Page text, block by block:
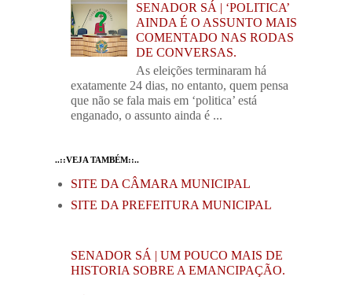
SENADOR SÁ | ‘POLITICA’
AINDA É O ASSUNTO MAIS
COMENTADO NAS RODAS
DE CONVERSAS.
As eleições terminaram há
exatamente 24 dias, no entanto, quem pensa
que não se fala mais em ‘politica’ está
enganado, o assunto ainda é ...
..::VEJA TAMBÉM::..
SITE DA CÂMARA MUNICIPAL
SITE DA PREFEITURA MUNICIPAL
SENADOR SÁ | UM POUCO MAIS DE
HISTORIA SOBRE A EMANCIPAÇÃO.